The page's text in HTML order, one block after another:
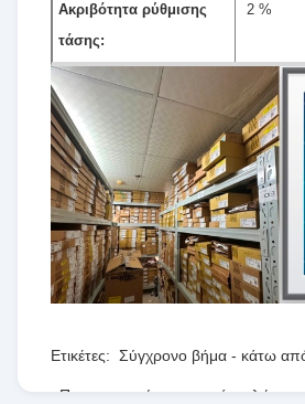
Ακριβότητα ρύθμισης
τάσης:
2 %
Ετικέτες: Σύγχρονο βήμα - κάτω
Προγραμματίσημη σειρά πυλών